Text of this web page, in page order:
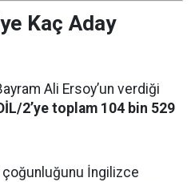
Kaç Aday
Ali Ersoy’un verdiği
2’ye toplam 104 bin 529
çoğunluğunu İngilizce